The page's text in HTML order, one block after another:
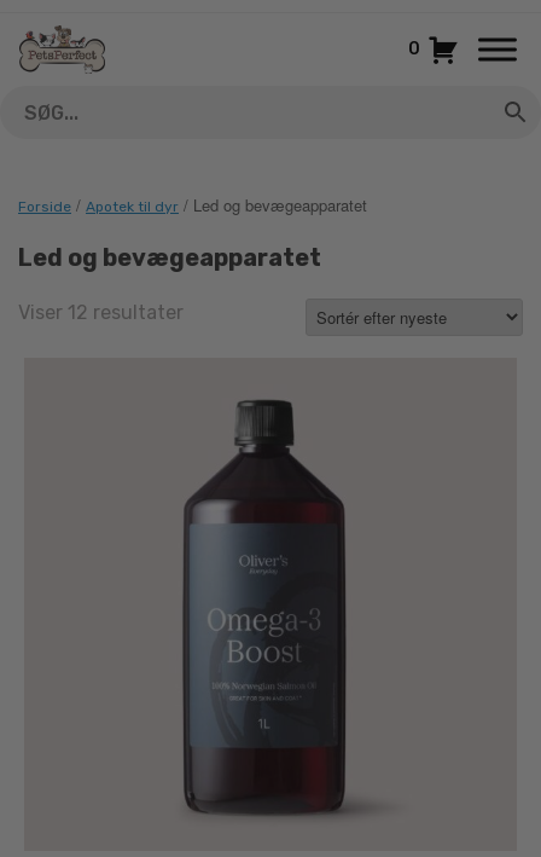
indhold
0
Forside / Apotek til dyr / Led og bevægeapparatet
Led og bevægeapparatet
Viser 12 resultaterSorted